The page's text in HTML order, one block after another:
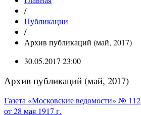
/
Публикации
/
Архив публикаций (май, 2017)
30.05.2017 23:00
Архив публикаций (май, 2017)
Газета «Московские ведомости» № 112
от 28 мая 1917 г.